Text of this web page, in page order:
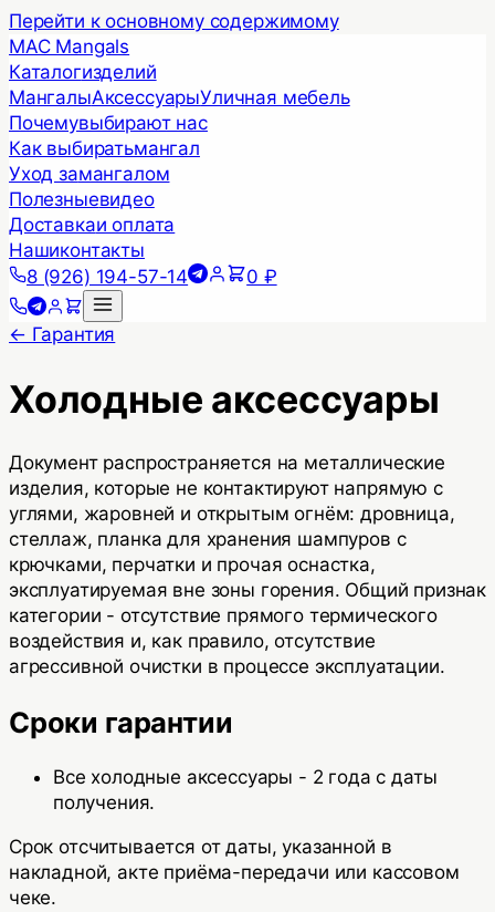
Перейти к основному содержимому
MAC Mangals
Каталогизделий
МангалыАксессуарыУличная мебель
Почемувыбирают нас
Как выбиратьмангал
Уход замангалом
Полезныевидео
Доставкаи оплата
Нашиконтакты
8 (926) 194-57-14
0 ₽
← Гарантия
Холодные аксессуары
Документ распространяется на металлические
изделия, которые не контактируют напрямую с
углями, жаровней и открытым огнём: дровница,
стеллаж, планка для хранения шампуров с
крючками, перчатки и прочая оснастка,
эксплуатируемая вне зоны горения. Общий признак
категории - отсутствие прямого термического
воздействия и, как правило, отсутствие
агрессивной очистки в процессе эксплуатации.
Сроки гарантии
Все холодные аксессуары - 2 года с даты
получения.
Срок отсчитывается от даты, указанной в
накладной, акте приёма-передачи или кассовом
чеке.